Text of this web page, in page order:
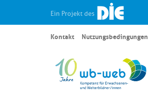
Ein Projekt des
Kontakt Nutzungsbedingungen